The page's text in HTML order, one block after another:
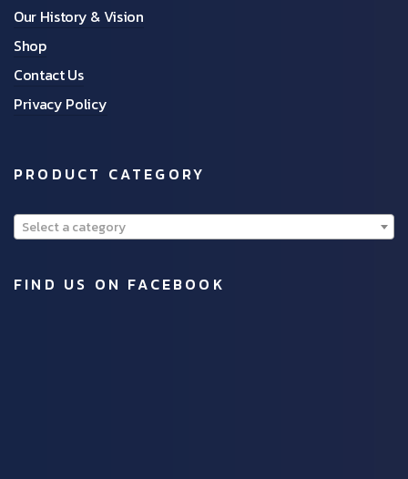
Our History & Vision
Shop
Contact Us
Privacy Policy
PRODUCT CATEGORY
Select a category
FIND US ON FACEBOOK